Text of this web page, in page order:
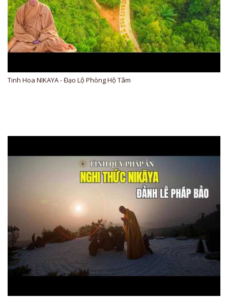
Tinh Hoa NIKAYA - Đạo Lộ Phòng Hộ Tâm